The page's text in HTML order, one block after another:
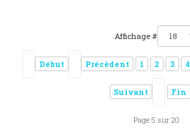
Affichage #
Début Précédent 1 2 3 4
Suivant Fin
Page 5 sur 20